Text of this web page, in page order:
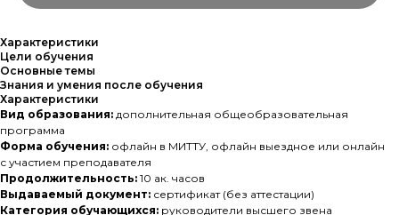
Характеристики
Цели обучения
Основные темы
Знания и умения после обучения
Характеристики
Вид образования: дополнительная общеобразовательная
программа
Форма обучения: офлайн в МИТТУ, офлайн выездное или онлайн
с участием преподавателя
Продолжительность: 10 ак. часов
Выдаваемый документ: сертификат (без аттестации)
Категория обучающихся: руководители высшего звена